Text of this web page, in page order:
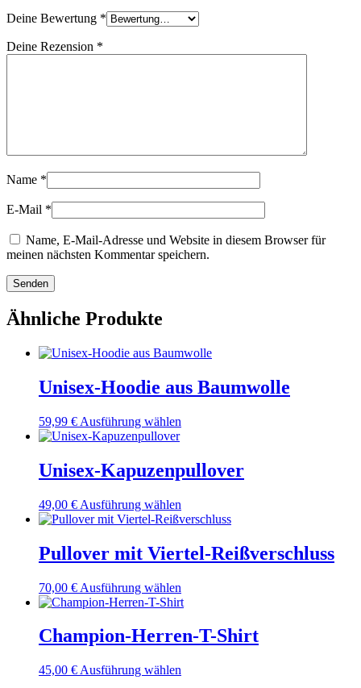
Deine Bewertung *
Deine Rezension *
Name *
E-Mail *
Name, E-Mail-Adresse und Website in diesem Browser für
meinen nächsten Kommentar speichern.
Ähnliche Produkte
Unisex-Hoodie aus Baumwolle
59,99 € Ausführung wählen
mehrere
Varianten
Die
Optionen
auf
der
gewählt
werden
Unisex-Kapuzenpullover
49,00 € Ausführung wählen
Produkt
mehrere
Varianten
Die
Optionen
auf
der
gewählt
Pullover mit Viertel-Reißverschluss
70,00 € Ausführung wählen
Produkt
mehrere
Varianten
Die
Champion-Herren-T-Shirt
45,00 € Ausführung wählen